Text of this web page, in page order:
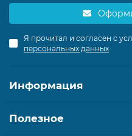
Я прочитал и согласен с
персональных данных
Информация
Полезное